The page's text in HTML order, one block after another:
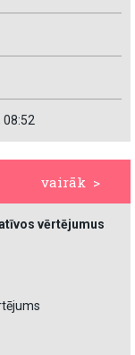
08:52
vairāk >
vērtējumus